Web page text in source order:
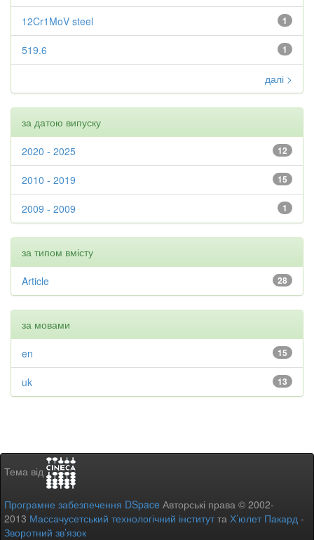
1
12Cr1MoV steel
1
519.6
далі >
за датою випуску
12
2020 - 2025
15
2010 - 2019
1
2009 - 2009
за типом вмісту
28
Article
за мовами
15
en
13
uk
Тема від
Програмне забезпечення DSpace Авторські права © 2002-
2013 Массачусетський технологічний інститутта Х’юлет Пакард -
Зворотний зв’язок